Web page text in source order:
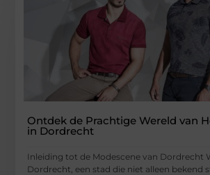
Ontdek de Prachtige Wereld van
in Dordrecht
Inleiding tot de Modescene van Dordrecht
Dordrecht, een stad die niet alleen bekend